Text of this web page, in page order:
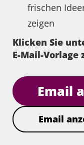
frischen
zeigen
Klicken Sie
E-Mail-Vorlage
Email
Email